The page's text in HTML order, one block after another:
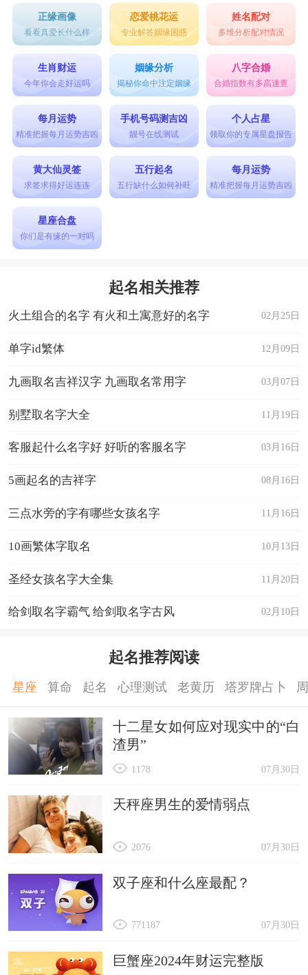
正缘画像
看看真爱长什么样
恋爱桃花运
专业解答姻缘困惑
姓名配对
多维分析配对情况
生肖财运
今年你会走好运吗
姻缘分析
揭秘你命中注定姻缘
八字合婚
合婚指数有多高速查
每月运势
精准把握每月运势吉凶
手机号码测吉凶
靓号在线测试
个人占星
领取你的专属星盘报告
黄大仙灵签
求签求得好运连连
五行起名
五行缺什么如何补旺
每月运势
精准把握每月运势吉凶
星座合盘
你们是有缘的一对吗
起名相关推荐
02月25日
火土组合的名字 有火和土寓意好的名字
12月09日
单字id繁体
03月07日
九画取名吉祥汉字 九画取名常用字
11月19日
别墅取名字大全
03月16日
客服起什么名字好 好听的客服名字
08月16日
5画起名的吉祥字
11月16日
三点水旁的字有哪些女孩名字
10月13日
10画繁体字取名
11月20日
圣经女孩名字大全集
02月10日
给剑取名字霸气 给剑取名字古风
起名推荐阅读
星座 算命 起名 心理测试 老黄历 塔罗牌占卜
十二星女如何应对现实中的“白
渣男”
07月30日
1178
天秤座男生的爱情弱点
07月30日
2076
双子座和什么座最配？
07月30日
771187
巨蟹座2024年财运完整版